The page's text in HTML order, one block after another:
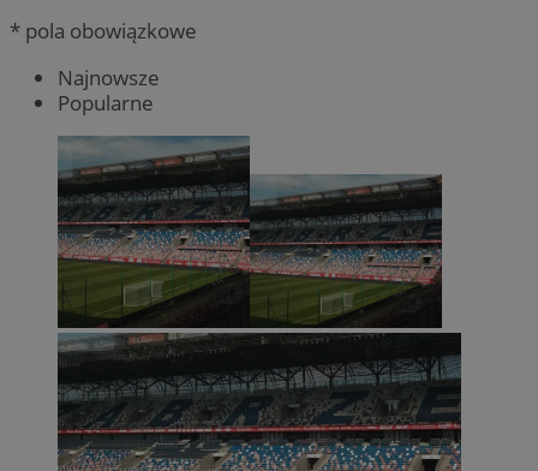
* pola obowiązkowe
Najnowsze
Popularne